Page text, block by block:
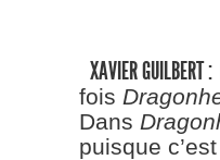
XAVIER GUILBERT :
fois
Dans
puisque